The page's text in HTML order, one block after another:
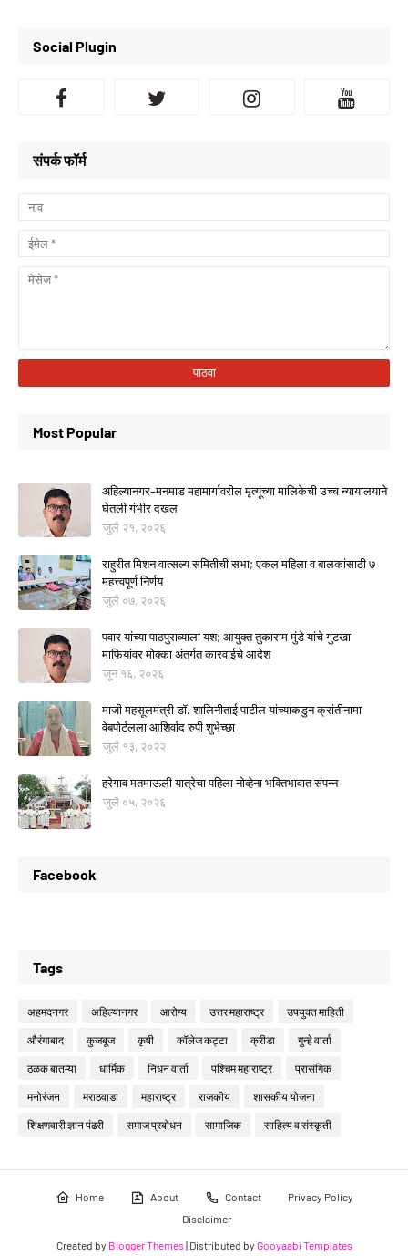
Social Plugin
संपर्क फॉर्म
Most Popular
अहिल्यानगर–मनमाड महामार्गावरील मृत्यूंच्या मालिकेची उच्च न्यायालयाने
घेतली गंभीर दखल
जुलै २१, २०२६
राहुरीत मिशन वात्सल्य समितीची सभा; एकल महिला व बालकांसाठी ७
महत्त्वपूर्ण निर्णय
जुलै ०७, २०२६
पवार यांच्या पाठपुराव्याला यश; आयुक्त तुकाराम मुंडे यांचे गुटखा
माफियांवर मोक्का अंतर्गत कारवाईचे आदेश
जून १६, २०२६
माजी महसूलमंत्री डॉ. शालिनीताई पाटील यांच्याकडुन क्रांतीनामा
वेबपोर्टलला आशिर्वाद रुपी शुभेच्छा
जुलै १३, २०२२
हरेगाव मतमाऊली यात्रेचा पहिला नोव्हेना भक्तिभावात संपन्न
जुलै ०५, २०२६
Facebook
Tags
अहमदनगर अहिल्यानगर आरोग्य उत्तर महाराष्ट्र उपयुक्त माहिती
औरंगाबाद कुजबूज कृषी कॉलेज कट्टा क्रीडा गुन्हे वार्ता
ठळक बातम्या धार्मिक निधन वार्ता पश्चिम महाराष्ट्र प्रासंगिक
मनोरंजन मराठवाडा महाराष्ट्र राजकीय शासकीय योजना
शिक्षणवारी ज्ञान पंढरी समाज प्रबोधन सामाजिक साहित्य व संस्कृती
Home About Contact
Privacy Policy
Disclaimer
Created by Blogger Themes| Distributed by Gooyaabi Templates